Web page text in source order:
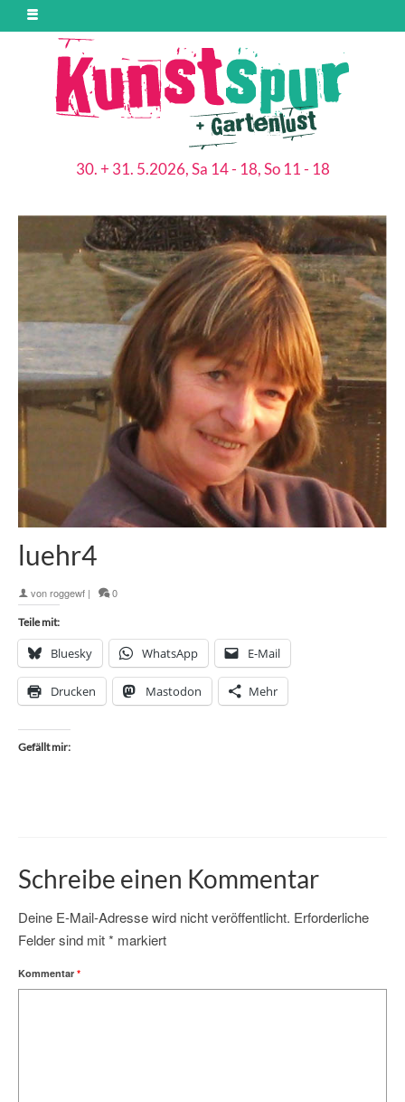
30. + 31. 5.2026, Sa 14 - 18, So 11 - 18
luehr4
vonroggewf | 0
Teile mit:
Bluesky WhatsApp E-Mail
Drucken Mastodon Mehr
Gefällt mir:
Schreibe einen Kommentar
Deine E-Mail-Adresse wird nicht veröffentlicht. Erforderliche
Felder sind mit* markiert
Kommentar *